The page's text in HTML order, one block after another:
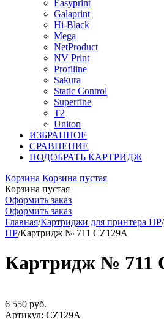
Easyprint
Galaprint
Hi-Black
Mega
NetProduct
NV Print
Profiline
Sakura
Static Control
Superfine
T2
Uniton
ИЗБРАННОЕ
СРАВНЕНИЕ
ПОДОБРАТЬ КАРТРИДЖ
Корзина Корзина пустая
Корзина пустая
Оформить заказ
Оформить заказ
Главная/Картриджи для принтера HP/
HP/Картридж № 711 CZ129A
Картридж № 711
6 550 руб.
Артикул: CZ129A